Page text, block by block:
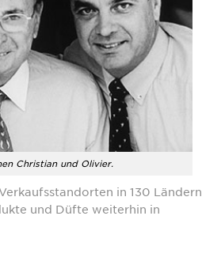
Christian und Olivier.
in 130 Ländern
und Düfte weiterhin in